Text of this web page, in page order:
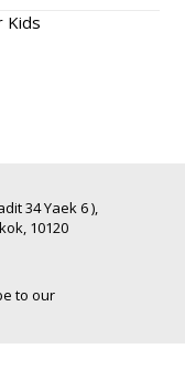
Kids
34 Yaek 6 ),
10120
to our